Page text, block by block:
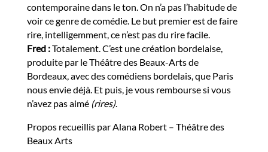
contemporaine dans le ton. On n’a pas l’habitude de
voir ce genre de comédie. Le but premier est de faire
rire, intelligemment, ce n’est pas du rire facile.
Fred :Totalement. C’est une création bordelaise,
produite par le Théâtre des Beaux-Arts de
Bordeaux, avec des comédiens bordelais, que Paris
nous envie déjà. Et puis, je vous rembourse si vous
n’avez pas aimé (rires).
Propos recueillis par Alana Robert – Théâtre des
Beaux Arts